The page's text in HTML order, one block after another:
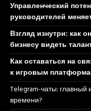
Управленческий
руководителей
Взгляд изнутри: как
бизнесу видеть
Как оставаться на
к игровым
Telegram-чаты:
времени?